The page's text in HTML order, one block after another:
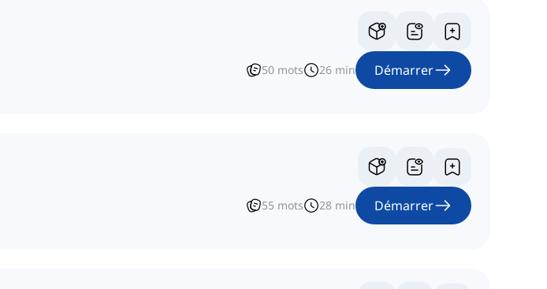
50 mots 26 min Démarrer
55 mots 28 min Démarrer